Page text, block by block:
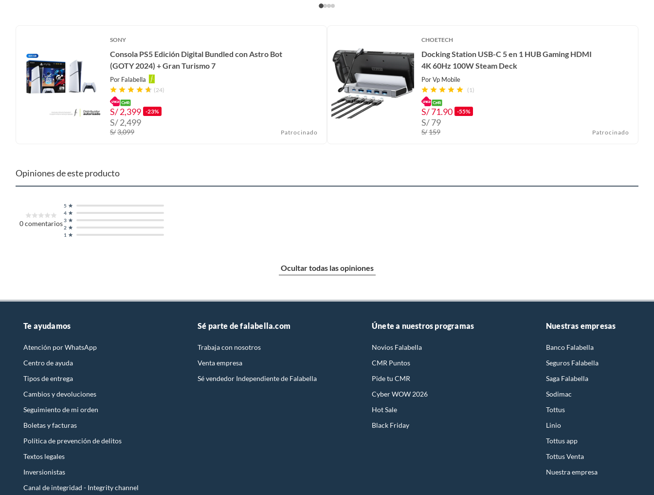
SONY
Consola PS5 Edición Digital Bundled con Astro Bot
(GOTY 2024) + Gran Turismo 7
Por Falabella
(24)
S/2,399 -23%
S/2,499
S/3,099 Patrocinado
CHOETECH
Docking Station USB-C 5 en 1 HUB Gaming HDMI
4K 60Hz 100W Steam Deck
PorVp Mobile
(1)
S/71.90 -55%
S/79
S/159 Patrocinado
Opiniones de este producto
0comentarios
1
2
3
4
5
Ocultar todas las opiniones
Te ayudamos
Atención por WhatsApp
Centro de ayuda
Tipos de entrega
Cambios y devoluciones
Seguimiento de mi orden
Boletas y facturas
Política de prevención de delitos
Textos legales
Inversionistas
Canal de integridad - Integrity channel
Sé parte de falabella.com
Trabaja con nosotros
Venta empresa
Sé vendedor Independiente de Falabella
Únete a nuestros programas
Novios Falabella
CMR Puntos
Pide tu CMR
Cyber WOW 2026
Hot Sale
Black Friday
Nuestras empresas
Banco Falabella
Seguros Falabella
Saga Falabella
Sodimac
Tottus
Linio
Tottus app
Tottus Venta
Nuestra empresa